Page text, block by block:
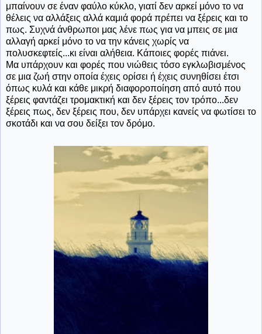
μπαίνουν σε έναν φαύλο κύκλο, γιατί δεν αρκεί μόνο το να
θέλεις να αλλάξεις αλλά καμιά φορά πρέπει να ξέρεις και το
πως. Συχνά άνθρωποι μας λένε πως για να μπεις σε μια
αλλαγή αρκεί μόνο το να την κάνεις χωρίς να
πολυσκεφτείς...κι είναι αλήθεια. Κάποιες φορές πιάνει.
Μα υπάρχουν και φορές που νιώθεις τόσο εγκλωβισμένος
σε μια ζωή στην οποία έχεις ορίσει ή έχεις συνηθίσει έτσι
όπως κυλά και κάθε μικρή διαφοροποίηση από αυτό που
ξέρεις φαντάζει τρομακτική και δεν ξέρεις τον τρόπο...δεν
ξέρεις πως, δεν ξέρεις που, δεν υπάρχει κανείς να φωτίσει το
σκοτάδι και να σου δείξει τον δρόμο.